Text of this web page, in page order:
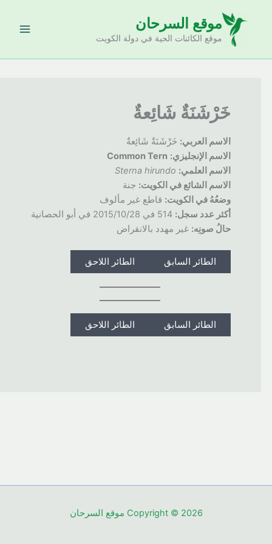
موقع السرحان
موقع الكائنات الحية في دولة الكويت
خَرْشَنَةٌ شَائِعةٌ
الاسم العربي:خَرْشَنَةٌ شَائِعةٌ
الاسم الإنجليزي: Common Tern
الاسم العلمي: Sterna hirundo
الاسم الشائع في الكويت:جنة
وضعُهُ في الكويت:قاطع غير مألوف
أكثر عدد سجل:514 في 2015/10/28 في أبو الحصانية
حالُ صونِه:غير مهدد بالانقراض
الطائر السابق الطائر اللاحق
الطائر السابق الطائر اللاحق
Copyright © 2026 موقع السرحان